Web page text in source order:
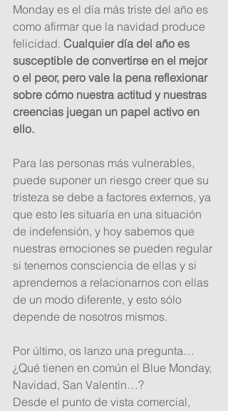
Monday es el día más triste del año es
como afirmar que la navidad produce
felicidad. Cualquier día del año es
susceptible de convertirse en el mejor
o el peor, pero vale la pena reflexionar
sobre cómo nuestra actitud y nuestras
creencias juegan un papel activo en
ello.
Para las personas más vulnerables,
puede suponer un riesgo creer que su
tristeza se debe a factores externos, ya
que esto les situaría en una situación
de indefensión, y hoy sabemos que
nuestras emociones se pueden regular
si tenemos consciencia de ellas y si
aprendemos a relacionarnos con ellas
de un modo diferente, y esto sólo
depende de nosotros mismos.
Por último, os lanzo una pregunta…
¿Qué tienen en común el Blue Monday,
Navidad, San Valentín…?
Desde el punto de vista comercial,